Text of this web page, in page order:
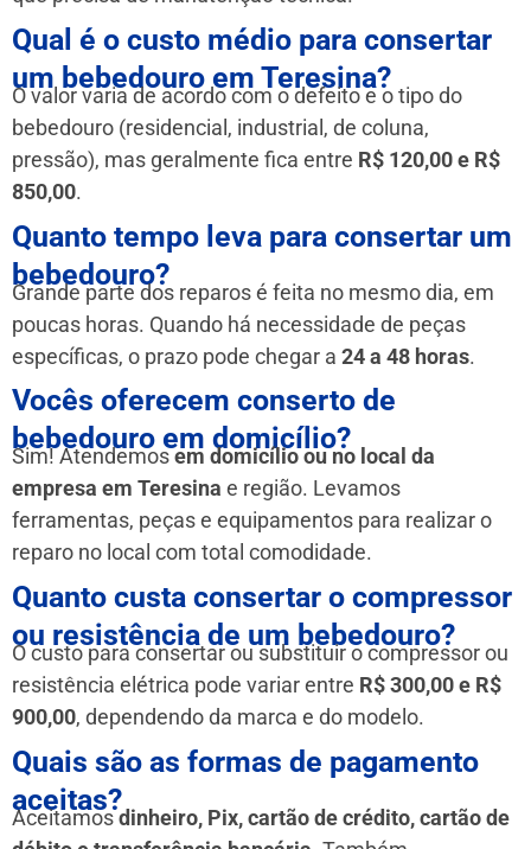
Qual é o custo médio para consertar
um bebedouro em Teresina?
O valor varia de acordo com o defeito e o tipo do
bebedouro (residencial, industrial, de coluna,
pressão), mas geralmente fica entre R$ 120,00 e R$
850,00.
Quanto tempo leva para consertar um
bebedouro?
Grande parte dos reparos é feita no mesmo dia, em
poucas horas. Quando há necessidade de peças
específicas, o prazo pode chegar a 24 a 48 horas.
Vocês oferecem conserto de
bebedouro em domicílio?
Sim! Atendemosem domicílio ou no local da
empresa em Teresina e região. Levamos
ferramentas, peças e equipamentos para realizar o
reparo no local com total comodidade.
Quanto custa consertar o compressor
ou resistência de um bebedouro?
O custo para consertar ou substituir o compressor ou
resistência elétrica pode variar entre R$ 300,00 e R$
900,00, dependendo da marca e do modelo.
Quais são as formas de pagamento
aceitas?
Aceitamosdinheiro, Pix, cartão de crédito, cartão de